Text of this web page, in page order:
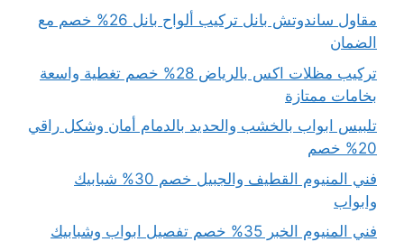
مقاول ساندوتش بانل تركيب ألواح بانل 26% خصم مع
الضمان
تركيب مظلات اكس بالرياض 28% خصم تغطية واسعة
بخامات ممتازة
تلبيس ابواب بالخشب والحديد بالدمام أمان وشكل راقي
20% خصم
فني المنيوم القطيف والجبيل خصم 30% شبابيك
وابواب
فني المنيوم الخبر 35% خصم تفصيل ابواب وشبابيك